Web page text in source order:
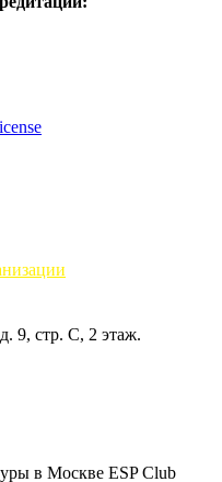
9, стр. С, 2 этаж.
в Москве ESP Club